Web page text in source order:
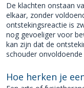
De klachten onstaan
elkaar, zonder
ontstekingsreactie is
nog gevoeliger voor
kan zijn dat de
schouder
Hoe herken je